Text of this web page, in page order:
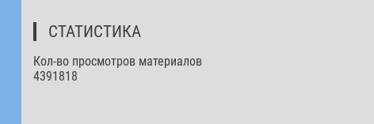
СТАТИСТИКА
Кол-во просмотров материалов
4391818